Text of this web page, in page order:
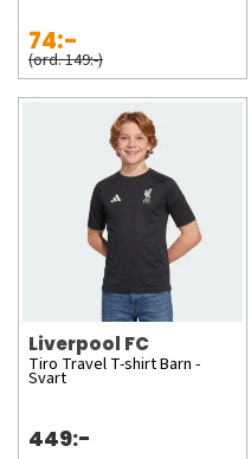
74:-
(ord. 149:-)
Liverpool FC
Tiro Travel T-shirt Barn -
Svart
449:-